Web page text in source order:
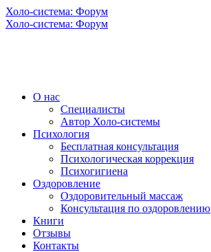
Холо-система: Форум
Холо-система: Форум
О нас
Специалисты
Автор Холо-системы
Психология
Бесплатная консультация
Психологическая коррекция
Психогигиена
Оздоровление
Оздоровительный массаж
Консультация по оздоровлению
Книги
Отзывы
Контакты